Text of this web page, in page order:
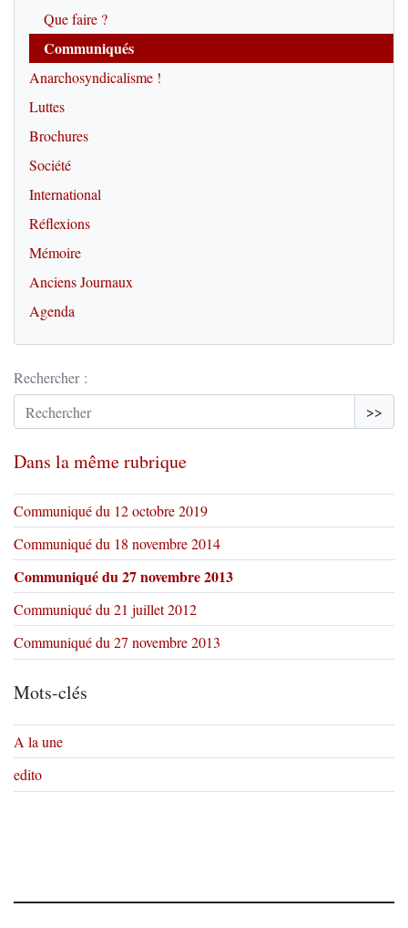
Que faire ?
Communiqués
Anarchosyndicalisme !
Luttes
Brochures
Société
International
Réflexions
Mémoire
Anciens Journaux
Agenda
Rechercher :
>>
Dans la même rubrique
Communiqué du 12 octobre 2019
Communiqué du 18 novembre 2014
Communiqué du 27 novembre 2013
Communiqué du 21 juillet 2012
Communiqué du 27 novembre 2013
Mots-clés
A la une
edito